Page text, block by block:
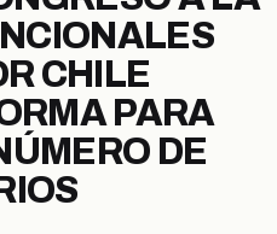
CHILE
PARA
DE